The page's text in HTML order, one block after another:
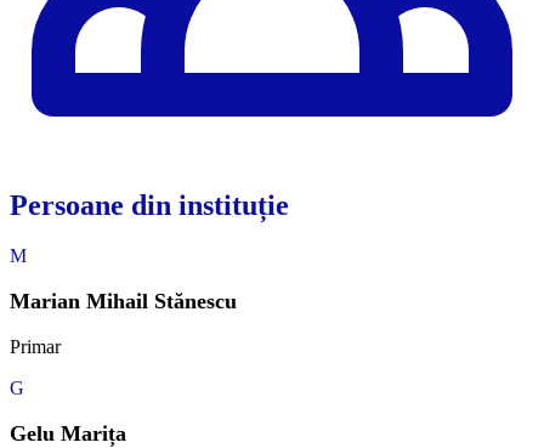
Persoane din instituție
M
Marian Mihail Stănescu
Primar
G
Gelu Marița